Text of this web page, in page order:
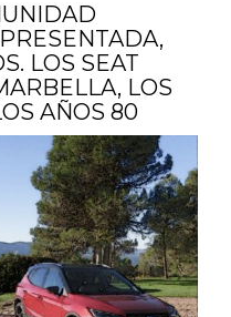
LOS SEAT
LOS
AÑOS 80